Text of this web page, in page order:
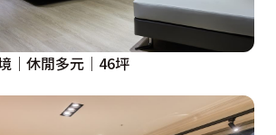
「裝飾」工作，完成「裝飾」的概
畫，最大程度將投入的經費回饋到建
於其他設計師個人意志或主觀的美感經
來說，在上述原則下，依序分配預算比
｜休閒多元｜46坪